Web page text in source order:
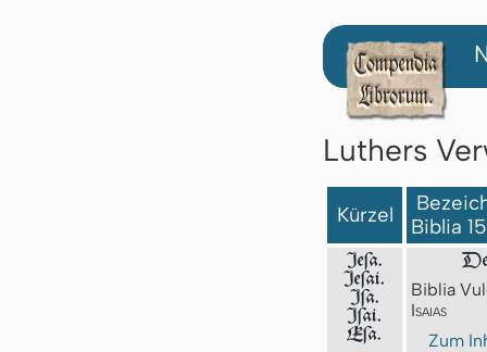
Luthers
Kürzel
Biblia
Jeſa.
Jeſai.
Jſa.
Iſai.
Eſa.
Biblia
Isaias
Zum